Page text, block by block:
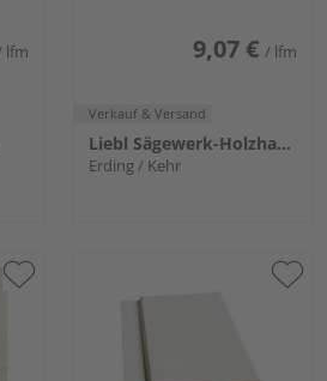
lfm 9,07 € / lfm
Verkauf & Versand
Liebl Sägewerk-Holzhandlung KG
Erding / Kehr